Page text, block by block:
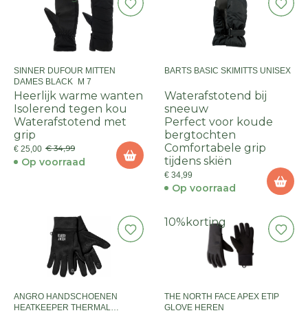
SINNER DUFOUR MITTEN
DAMES BLACK_M 7
Heerlijk warme wanten
Isolerend tegen kou
Waterafstotend met
grip
€ 25,00 € 34,99
Op voorraad
BARTS BASIC SKIMITTS UNISEX
Waterafstotend bij
sneeuw
Perfect voor koude
bergtochten
Comfortabele grip
tijdens skiën
€ 34,99
Op voorraad
ANGRO HANDSCHOENEN
HEATKEEPER THERMAL
10% korting
THE NORTH FACE APEX ETIP
GLOVE HEREN